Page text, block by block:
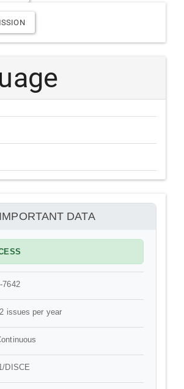
IMPORTANT DATA
7642
2 issues per year
DISCE